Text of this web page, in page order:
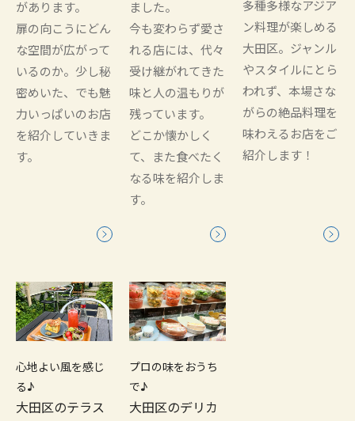
があります。
扉の向こうにどん
な空間が広がって
いるのか。少し秘
密めいた、でも魅
力いっぱいのお店
を紹介していきま
す。
ました。
今も変わらず愛さ
れる店には、代々
受け継がれてきた
味と人の温もりが
残っています。
どこか懐かしく
て、また食べたく
なる味を紹介しま
す。
多種多様なアジア
ン料理が楽しめる
大田区。ジャンル
やスタイルにとら
われず、本場さな
がらの絶品料理を
味わえるお店をご
紹介します！
心地よい風を感じ
る♪
大田区のテラス
プロの味をおうち
で♪
大田区のデリカ